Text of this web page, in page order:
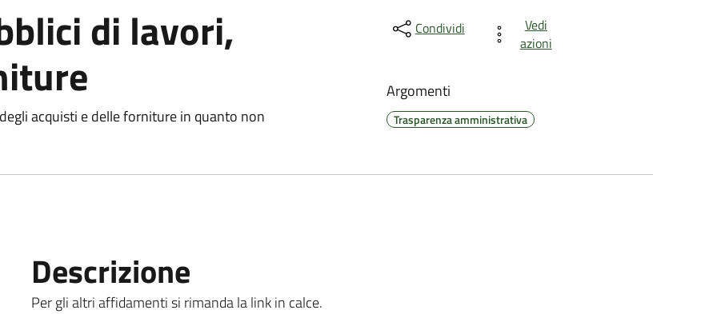
di lavori,
acquisti e delle forniture in quanto non
Condividi
Vedi
azioni
Argomenti
Trasparenza amministrativa
Descrizione
Per gli altri affidamenti si rimanda la link in calce.